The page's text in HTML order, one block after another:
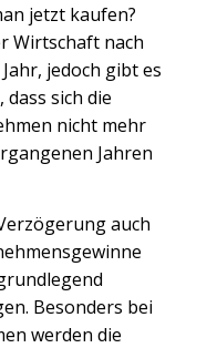
jetzt kaufen?
Wirtschaft nach
jedoch gibt es
sich die
nicht mehr
Jahren
auch
Besonders bei
werden die